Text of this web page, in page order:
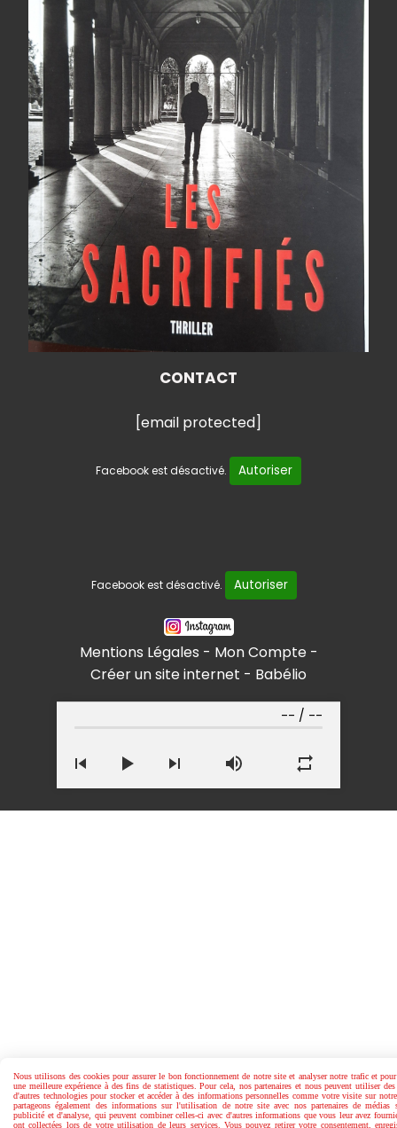
CONTACT
[email protected]
Facebook est désactivé. Autoriser
Facebook est désactivé. Autoriser
Mentions Légales
Mon Compte
Créer un site internet
Babélio
-- / --
Nous utilisons des cookies pour assurer le bon fonctionnement de notre site et analyser notre trafic et
une meilleure expérience à des fins de statistiques. Pour cela, nos partenaires et nous peuvent utiliser
d'autres technologies pour stocker et accéder à des informations personnelles comme votre visite sur
partageons également des informations sur l'utilisation de notre site avec nos partenaires de médias
publicité et d'analyse, qui peuvent combiner celles-ci avec d'autres informations que vous leur avez
ont collectées lors de votre utilisation de leurs services. Vous pouvez retirer votre consentement,